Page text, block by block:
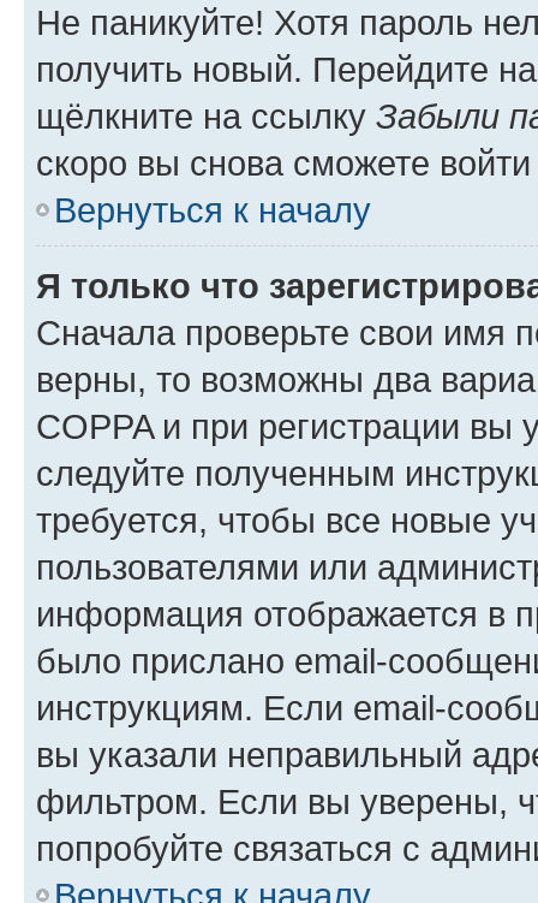
Не паникуйте! Хотя пароль
получить новый. Перейдите
щёлкните на ссылку Забыли
скоро вы снова сможете
Вернуться к началу
Я только что
Сначала проверьте свои имя
верны, то возможны два
COPPA и при регистрации вы
следуйте полученным
требуется, чтобы все новые
пользователями или
информация отображается в
было прислано email-
инструкциям. Если email-
вы указали неправильный
фильтром. Если вы уверены,
попробуйте связаться с
Вернуться к началу